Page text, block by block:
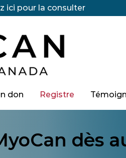
ici pour la consulter
don Registre
dès